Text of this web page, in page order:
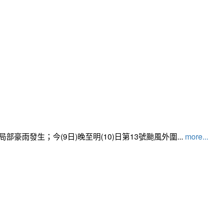
豪雨發生；今(9日)晚至明(10)日第13號颱風外圍... more...